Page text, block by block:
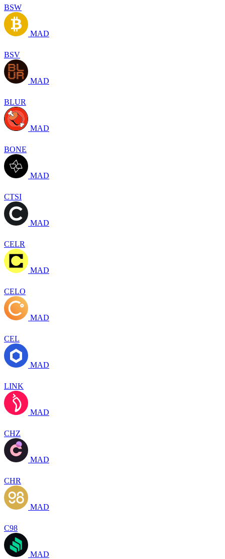
BSW
MAD
BSV
MAD
BLUR
MAD
BONE
MAD
CTSI
MAD
CELR
MAD
CELO
MAD
CEL
MAD
LINK
MAD
CHZ
MAD
CHR
MAD
C98
MAD